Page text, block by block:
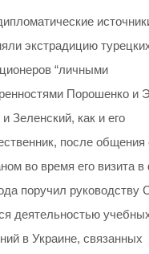
экстрадицию
“личными
Порошенко и
Зеленский, как и его
после общения
во время его визита
поручил руководству
деятельностью
в Украине, связанных